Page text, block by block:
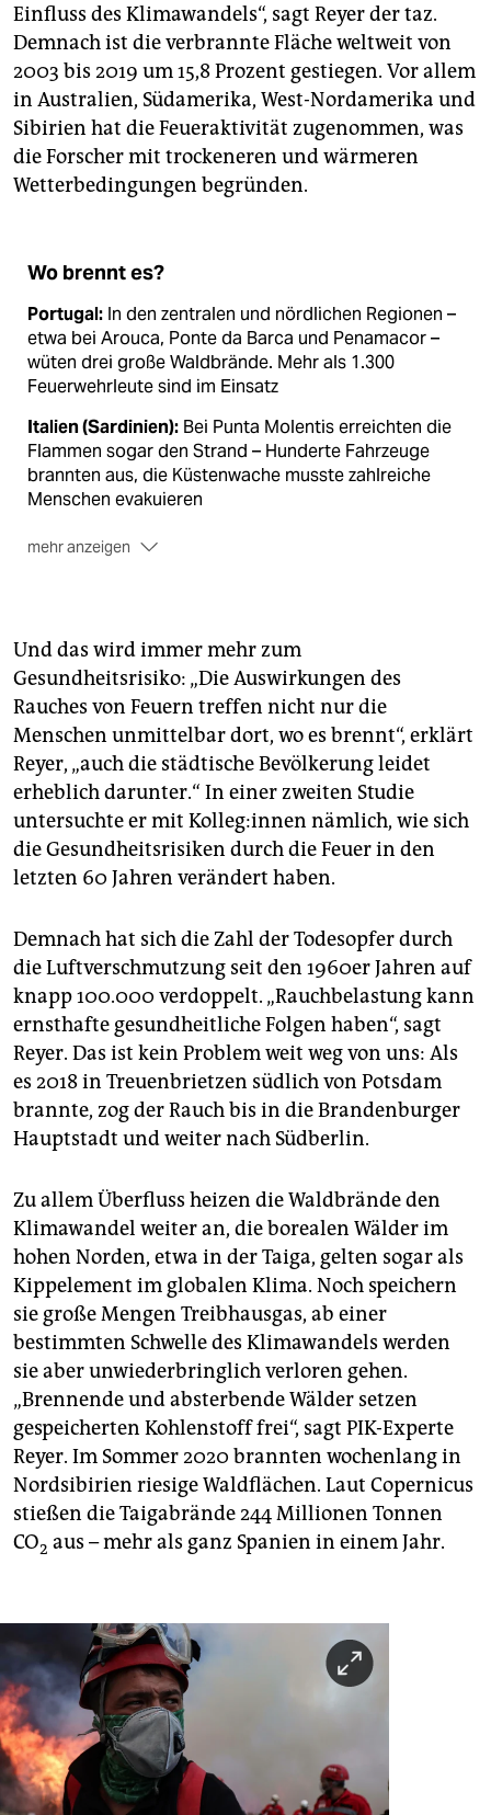
Einfluss des Klimawandels“, sagt Reyer der taz.
Demnach ist die verbrannte Fläche weltweit von
2003 bis 2019 um 15,8 Prozent gestiegen. Vor allem
in Australien, Südamerika, West-Nordamerika und
Sibirien hat die Feueraktivität zugenommen, was
die Forscher mit trockeneren und wärmeren
Wetterbedingungen begründen.
Wo brennt es?
Portugal: In den zentralen und nördlichen Regionen –
etwa bei Arouca, Ponte da Barca und Penamacor –
wüten drei große Waldbrände. Mehr als 1.300
Feuerwehrleute sind im Einsatz
Italien (Sardinien): Bei Punta Molentis erreichten die
Flammen sogar den Strand – Hunderte Fahrzeuge
brannten aus, die Küstenwache musste zahlreiche
Menschen evakuieren
mehr anzeigen
Adriaküste – etwa bei Pisak und Marušići. Es kommt
zu Evakuierungen, Straßensperrungen und laufenden
Löscheinsätzen.
Und das wird immer mehr zum
Gesundheitsrisiko: „Die Auswirkungen des
Rauches von Feuern treffen nicht nur die
Menschen unmittelbar dort, wo es brennt“, erklärt
Reyer, „auch die städtische Bevölkerung leidet
erheblich darunter.“ In einer zweiten Studie
untersuchte er mit Kol­leg:in­nen nämlich, wie sich
die Gesundheitsrisiken durch die Feuer in den
letzten 60 Jahren verändert haben.
Demnach hat sich die Zahl der Todesopfer durch
die Luftverschmutzung seit den 1960er Jahren auf
knapp 100.000 verdoppelt. „Rauchbelastung kann
ernsthafte gesundheitliche Folgen haben“, sagt
Reyer. Das ist kein Problem weit weg von uns: Als
es 2018 in Treuenbrietzen südlich von Potsdam
brannte, zog der Rauch bis in die Brandenburger
Hauptstadt und weiter nach Südberlin.
Zu allem Überfluss heizen die Waldbrände den
Klimawandel weiter an, die borealen Wälder im
hohen Norden, etwa in der Taiga, gelten sogar als
Kippelement im globalen Klima. Noch speichern
sie große Mengen Treibhausgas, ab einer
bestimmten Schwelle des Klimawandels werden
sie aber unwiederbringlich verloren gehen.
„Brennende und absterbende Wälder setzen
gespeicherten Kohlenstoff frei“, sagt PIK-Experte
Reyer. Im Sommer 2020 brannten wochenlang in
Nordsibirien riesige Waldflächen. Laut Copernicus
stießen die Taigabrände 244 Millionen Tonnen
CO2 aus – mehr als ganz Spanien in einem Jahr.